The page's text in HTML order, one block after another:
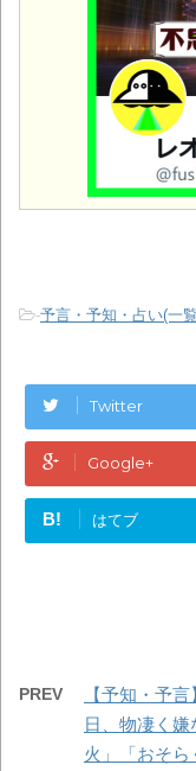
-予言・予知・占い(一
Twitter
Google+
B! はてブ
PREV
【予知・予
日、物凄く
火」「おそら